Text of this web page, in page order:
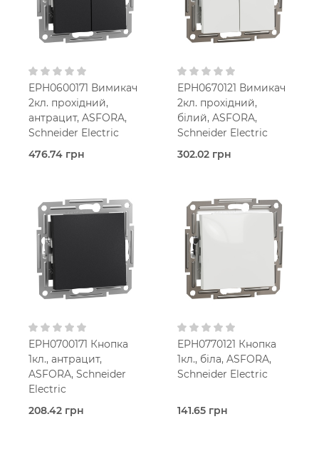
EPH0600171 Вимикач
2кл. прохідний,
антрацит, ASFORA,
Schneider Electric
476.74 грн
Asfora
Антрацит
установчу коробку
EPH0670121 Вимикач
2кл. прохідний,
білий, ASFORA,
Schneider Electric
302.02 грн
Asfora
Білий
установчу коробку
EPH0700171 Кнопка
1кл., антрацит,
ASFORA, Schneider
Electric
208.42 грн
EPH0770121 Кнопка
1кл., біла, ASFORA,
Schneider Electric
141.65 грн